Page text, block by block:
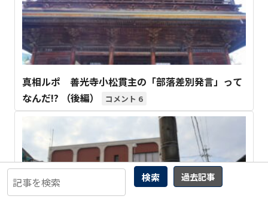
検索 過去記事
真相ルポ 善光寺小松貫主の「部落差別発言」って
なんだ!? （後編）
6